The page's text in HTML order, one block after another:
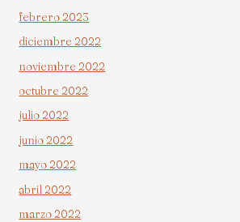
febrero 2023
diciembre 2022
noviembre 2022
octubre 2022
julio 2022
junio 2022
mayo 2022
abril 2022
marzo 2022